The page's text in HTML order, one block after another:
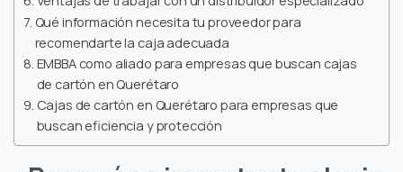
Qué información necesita tu proveedor para
recomendarte la caja adecuada
EMBBA como aliado para empresas que buscan cajas
de cartón en Querétaro
Cajas de cartón en Querétaro para empresas que
buscan eficiencia y protección